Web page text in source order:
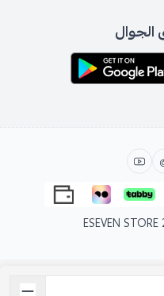
ESEVEN STORE